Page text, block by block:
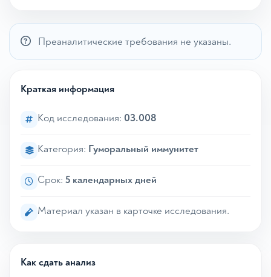
Преаналитические требования не указаны.
Краткая информация
Код исследования: 03.008
Категория: Гуморальный иммунитет
Срок: 5 календарных дней
Материал указан в карточке исследования.
Как сдать анализ